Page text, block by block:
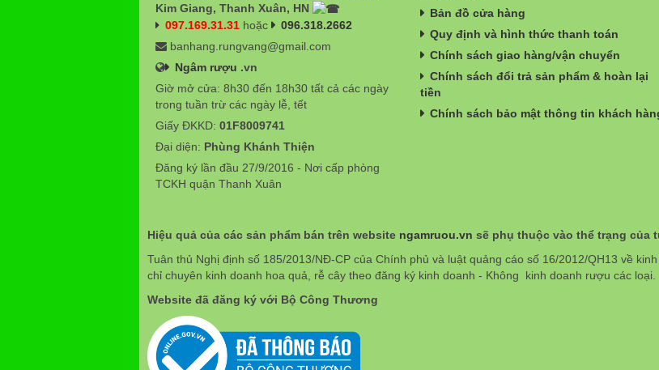
Kim Giang, Thanh Xuân, HN
097.169.31.31 hoặc
096.318.2662
banhang.rungvang@gmail.com
Ngâm rượu .vn
Giờ mở cửa: 8h30 đến 18h30 tất cả các ngày
trong tuần trừ các ngày lễ, tết
Giấy ĐKKD: 01F8009741
Đại diện: Phùng Khánh Thiện
Đăng ký lần đầu 27/9/2016 - Nơi cấp phòng
TCKH quận Thanh Xuân
Bản đồ cửa hàng
Quy định và hình thức thanh toán
Chính sách giao hàng/vận chuyển
Chính sách đổi trả sản phẩm & hoàn lại
tiền
Chính sách bảo mật thông tin khách
Hiệu quả của các sản phẩm bán trên website ngamruou.vn sẽ phụ thuộc vào thể trạng của
Tuân thủ Nghị định số 185/2013/NĐ-CP của Chính phủ và luật quảng cáo số 16/2012/QH13 về
chỉ chuyên kinh doanh hoa quả, rễ cây theo đăng ký kinh doanh - Không kinh doanh rượu các loại.
Website đã đăng ký với Bộ Công Thương